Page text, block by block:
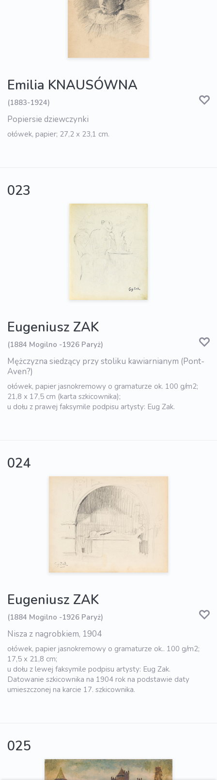
Emilia KNAUSÓWNA
(1883-1924)
Popiersie dziewczynki
ołówek, papier; 27,2 x 23,1 cm.
023
Eugeniusz ZAK
(1884 Mogilno -1926 Paryż)
Mężczyzna siedzący przy stoliku kawiarnianym (Pont-
Aven?)
ołówek, papier jasnokremowy o gramaturze ok. 100 g/m2;
21,8 x 17,5 cm (karta szkicownika);
u dołu z prawej faksymile podpisu artysty: Eug Zak.
024
Eugeniusz ZAK
(1884 Mogilno -1926 Paryż)
Nisza z nagrobkiem, 1904
ołówek, papier jasnokremowy o gramaturze ok.. 100 g/m2;
17,5 x 21,8 cm;
u dołu z lewej faksymile podpisu artysty: Eug Zak.
Datowanie szkicownika na 1904 rok na podstawie daty
umieszczonej na karcie 17. szkicownika.
025